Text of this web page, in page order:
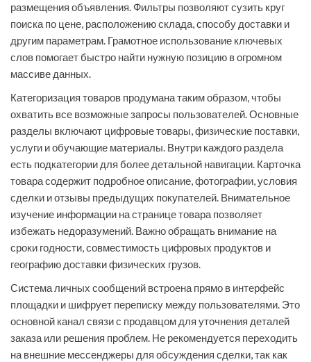
размещения объявления. Фильтры позволяют сузить круг
поиска по цене, расположению склада, способу доставки и
другим параметрам. Грамотное использование ключевых
слов помогает быстро найти нужную позицию в огромном
массиве данных.
Категоризация товаров продумана таким образом, чтобы
охватить все возможные запросы пользователей. Основные
разделы включают цифровые товары, физические поставки,
услуги и обучающие материалы. Внутри каждого раздела
есть подкатегории для более детальной навигации. Карточка
товара содержит подробное описание, фотографии, условия
сделки и отзывы предыдущих покупателей. Внимательное
изучение информации на странице товара позволяет
избежать недоразумений. Важно обращать внимание на
сроки годности, совместимость цифровых продуктов и
географию доставки физических грузов.
Система личных сообщений встроена прямо в интерфейс
площадки и шифрует переписку между пользователями. Это
основной канал связи с продавцом для уточнения деталей
заказа или решения проблем. Не рекомендуется переходить
на внешние мессенджеры для обсуждения сделки, так как